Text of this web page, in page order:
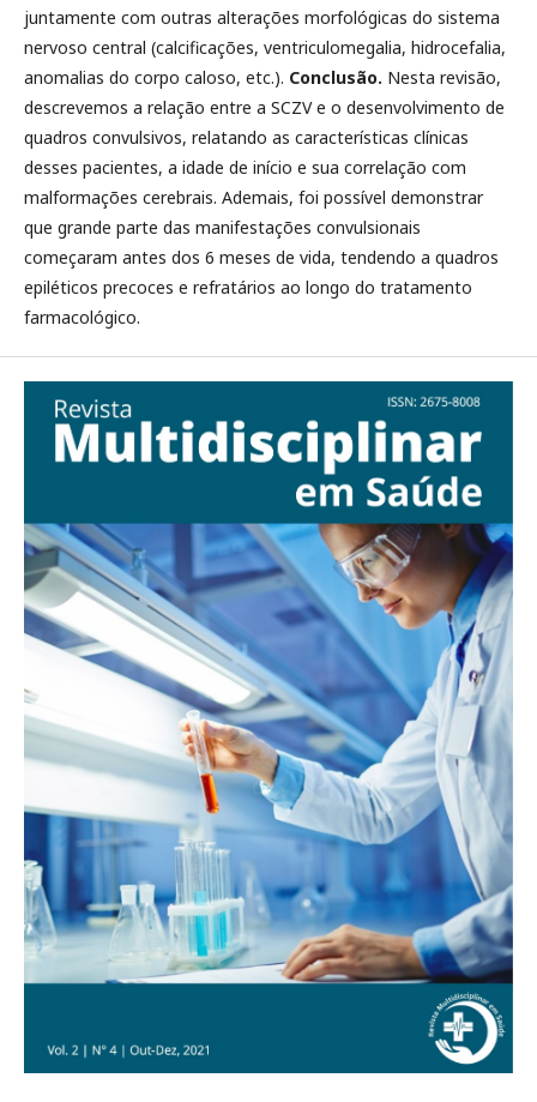
juntamente com outras alterações morfológicas do sistema
nervoso central (calcificações, ventriculomegalia, hidrocefalia,
anomalias do corpo caloso, etc.). Conclusão. Nesta revisão,
descrevemos a relação entre a SCZV e o desenvolvimento de
quadros convulsivos, relatando as características clínicas
desses pacientes, a idade de início e sua correlação com
malformações cerebrais. Ademais, foi possível demonstrar
que grande parte das manifestações convulsionais
começaram antes dos 6 meses de vida, tendendo a quadros
epiléticos precoces e refratários ao longo do tratamento
farmacológico.